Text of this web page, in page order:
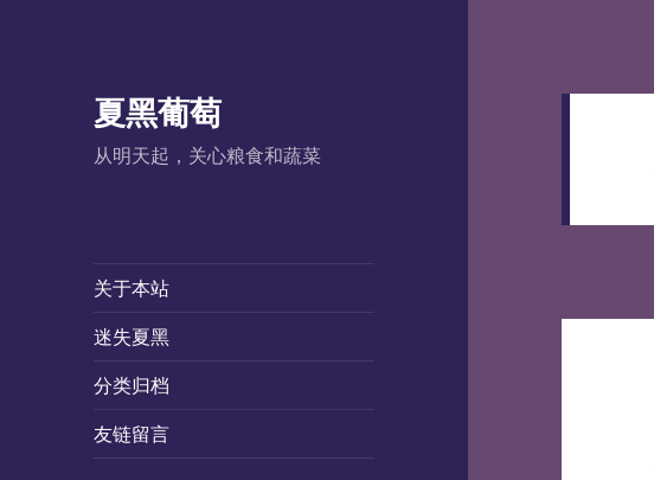
夏黑葡萄
从明天起，关心粮食和蔬菜
关于本站
迷失夏黑
分类归档
友链留言